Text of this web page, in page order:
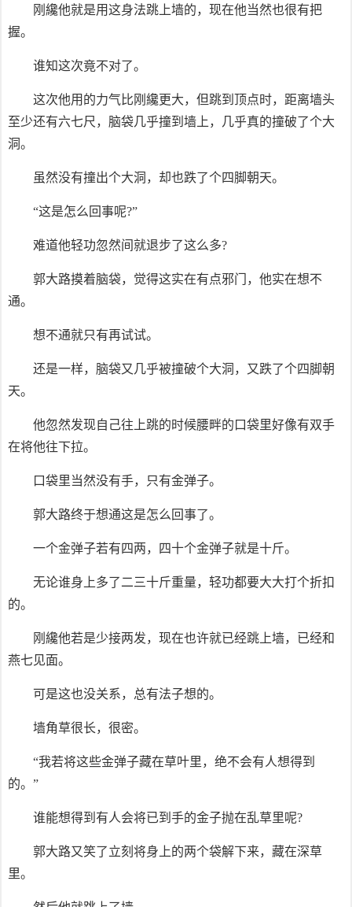
刚纔他就是用这身法跳上墙的，现在他当然也很有把
握。
谁知这次竟不对了。
这次他用的力气比刚纔更大，但跳到顶点时，距离墙头
至少还有六七尺，脑袋几乎撞到墙上，几乎真的撞破了个大
洞。
虽然没有撞出个大洞，却也跌了个四脚朝天。
“这是怎么回事呢?”
难道他轻功忽然间就退步了这么多?
郭大路摸着脑袋，觉得这实在有点邪门，他实在想不
通。
想不通就只有再试试。
还是一样，脑袋又几乎被撞破个大洞，又跌了个四脚朝
天。
他忽然发现自己往上跳的时候腰畔的口袋里好像有双手
在将他往下拉。
口袋里当然没有手，只有金弹子。
郭大路终于想通这是怎么回事了。
一个金弹子若有四两，四十个金弹子就是十斤。
无论谁身上多了二三十斤重量，轻功都要大大打个折扣
的。
刚纔他若是少接两发，现在也许就已经跳上墙，已经和
燕七见面。
可是这也没关系，总有法子想的。
墙角草很长，很密。
“我若将这些金弹子藏在草叶里，绝不会有人想得到
的。”
谁能想得到有人会将已到手的金子抛在乱草里呢?
郭大路又笑了立刻将身上的两个袋解下来，藏在深草
里。